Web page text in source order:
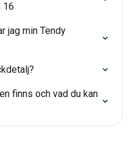
16
jag min Tendy
finns och vad du kan